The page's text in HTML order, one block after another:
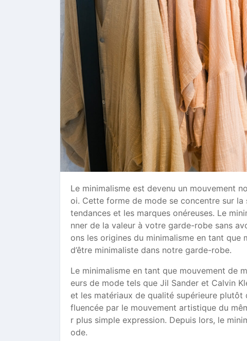
Le minimalisme est devenu un mouvement
oi. Cette forme de mode se concentre sur
tendances et les marques onéreuses. Le
nner de la valeur à votre garde-robe sans
ons les origines du minimalisme en tant
d’être minimaliste dans notre garde-robe.
Le minimalisme en tant que mouvement de
eurs de mode tels que Jil Sander et Calvin
et les matériaux de qualité supérieure
fluencée par le mouvement artistique du
r plus simple expression. Depuis lors, le
ode.